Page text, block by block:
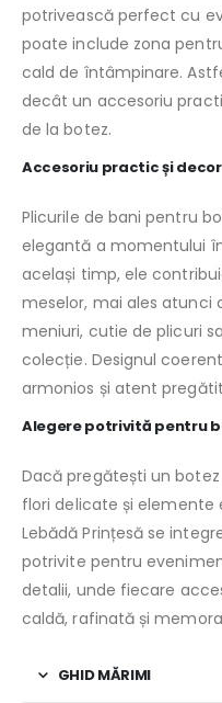
potrivească perfect cu
poate include zona
cald de întâmpinare.
decât un accesoriu
de la botez.
Accesoriu practic și
Plicurile de bani pentru
elegantă a momentului
același timp, ele
meselor, mai ales atunci
meniuri, cutie de plicuri
colecție. Designul
armonios și atent
Alegere potrivită pentru
Dacă pregătești un
flori delicate și elemente
Lebădă Prințesă se
potrivite pentru
detalii, unde fiecare
caldă, rafinată și
GHID MĂRIMI